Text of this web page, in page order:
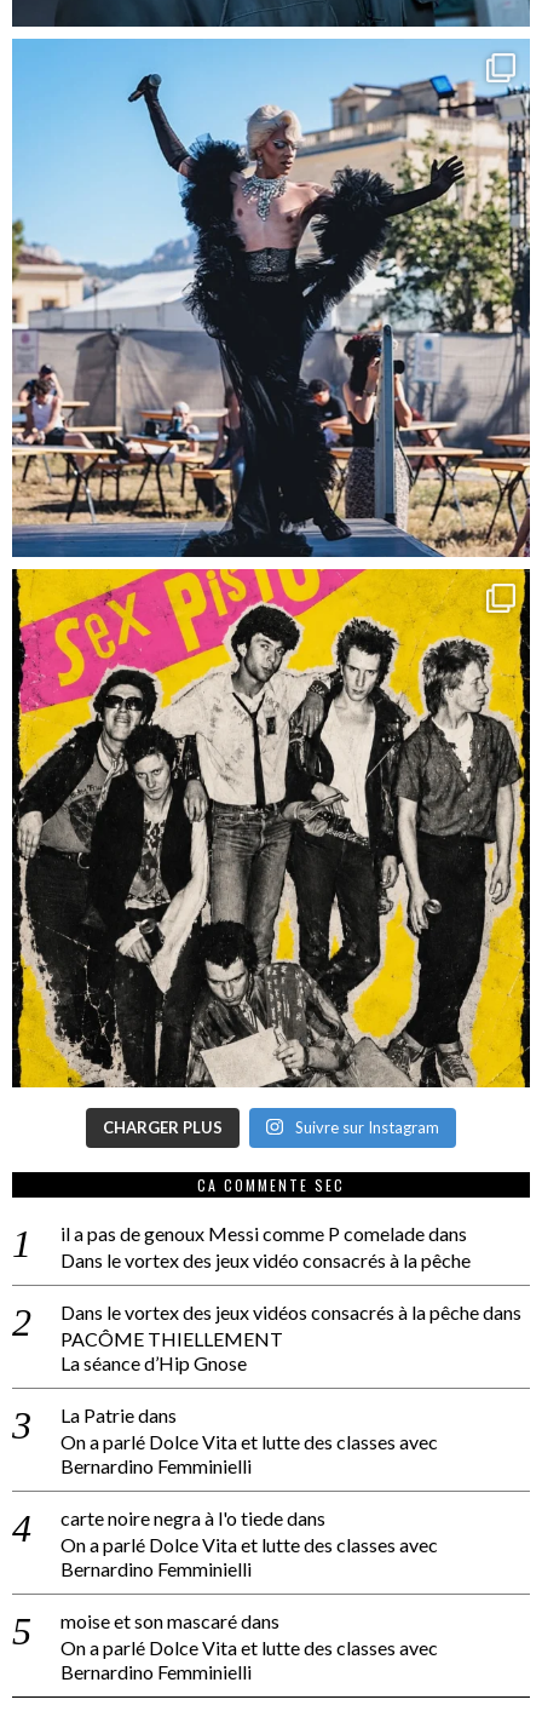
CHARGER PLUS Suivre sur Instagram
CA COMMENTE SEC
il a pas de genoux Messi comme P comeladedans
Dans le vortex des jeux vidéo consacrés à la pêche
Dans le vortex des jeux vidéos consacrés à la pêchedans
PACÔME THIELLEMENT
La séance d’Hip Gnose
La Patriedans
On a parlé Dolce Vita et lutte des classes avec
Bernardino Femminielli
carte noire negra à l'o tiededans
On a parlé Dolce Vita et lutte des classes avec
Bernardino Femminielli
moise et son mascarédans
On a parlé Dolce Vita et lutte des classes avec
Bernardino Femminielli